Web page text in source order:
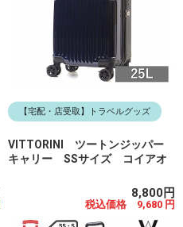
【宅配・店受取】トラベルグッズ
VITTORINI ツートンジッパー
キャリー SSサイズ コイアオ
8,800円
税込価格 9,680 円